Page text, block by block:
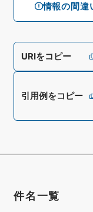
情報の間違
URIをコピー
引用例をコピー
件名一覧